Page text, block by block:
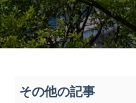
その他の記事